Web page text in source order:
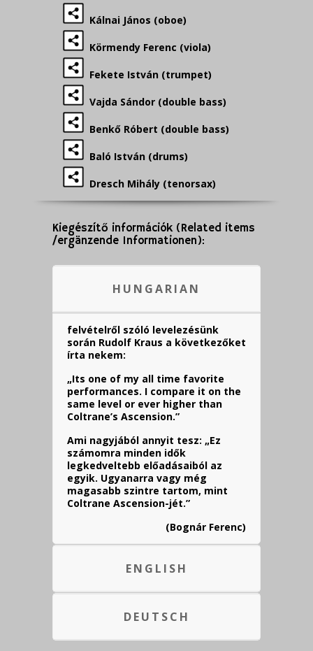
Kálnai János (oboe)
Körmendy Ferenc (viola)
Fekete István (trumpet)
Vajda Sándor (double bass)
Benkő Róbert (double bass)
Baló István (drums)
Dresch Mihály (tenorsax)
Kiegészítő információk (Related items
/ergänzende Informationen):
HUNGARIAN
felvételről szóló levelezésünk
során Rudolf Kraus a következőket
írta nekem:
„Its one of my all time favorite
performances. I compare it on the
same level or ever higher than
Coltrane’s Ascension.”
Ami nagyjából annyit tesz: „Ez
számomra minden idők
legkedveltebb előadásaiból az
egyik. Ugyanarra vagy még
magasabb szintre tartom, mint
Coltrane Ascension-jét.”
(Bognár Ferenc)
ENGLISH
DEUTSCH